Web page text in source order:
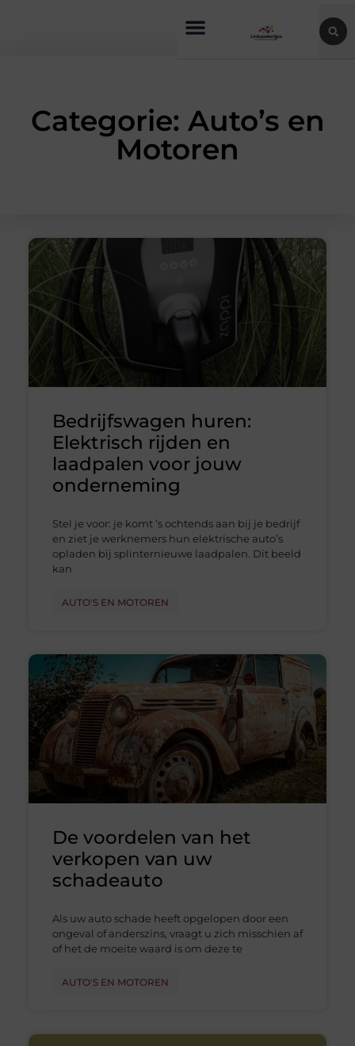
Categorie: Auto’s en
Motoren
Bedrijfswagen huren:
Elektrisch rijden en
laadpalen voor jouw
onderneming
Stel je voor: je komt ’s ochtends aan bij je bedrijf
en ziet je werknemers hun elektrische auto’s
opladen bij splinternieuwe laadpalen. Dit beeld
kan
AUTO'S EN MOTOREN
De voordelen van het
verkopen van uw
schadeauto
Als uw auto schade heeft opgelopen door een
ongeval of anderszins, vraagt u zich misschien af
of het de moeite waard is om deze te
AUTO'S EN MOTOREN